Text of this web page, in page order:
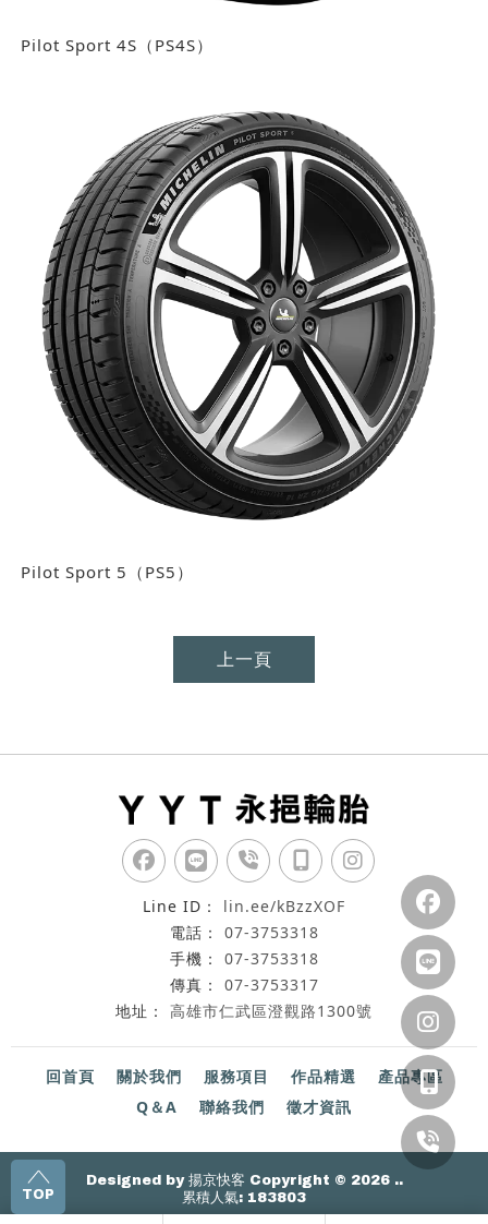
Pilot Sport 4S（PS4S）
Pilot Sport 5（PS5）
上一頁
TOP
lin.ee/kBzzXOF
07-3753318
07-3753318
07-3753317
高雄市仁武區澄觀路1300號
回首頁 關於我們 服務項目 作品精選
產品專區
Q＆A
聯絡我們 徵才資訊
Designed by 揚京快客 Copyright © 2026 ..
累積人氣: 183803